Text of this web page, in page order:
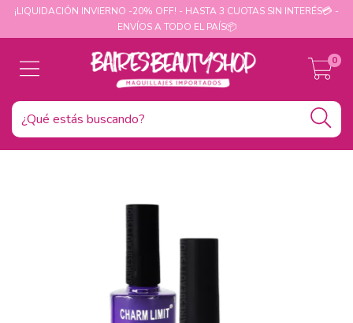
¡LIQUIDACIÓN INVIERNO -20% OFF! - HASTA 3 CUOTAS SIN INTERÉS💳 -
ENVÍOS A TODO EL PAÍS📦
0